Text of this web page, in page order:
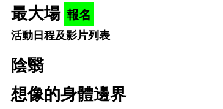
最大場 報名
活動日程及影片列表
陰翳
想像的身體邊界